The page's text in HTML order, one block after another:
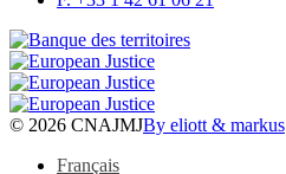
© 2026 CNAJMJBy eliott & markus
Français